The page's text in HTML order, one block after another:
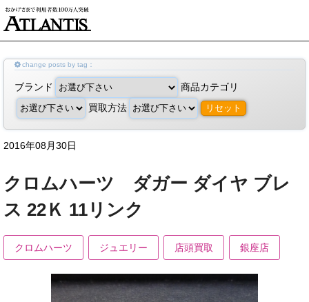
change posts by tag：
ブランド
商品カテゴリ
買取方法
リセット
2016年08月30日
クロムハーツ ダガー ダイヤ ブレ
ス 22Ｋ 11リンク
クロムハーツ ジュエリー 店頭買取 銀座店